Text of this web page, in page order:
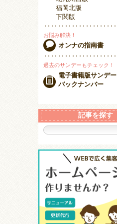
福岡北版
下関版
お悩み解決！
オンナの指南書
過去のサンデーもチェック！
電子書籍版サンデー
バックナンバー
記事を探す
キ
で
探
す